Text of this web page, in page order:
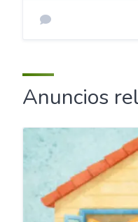
Anuncios